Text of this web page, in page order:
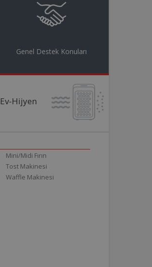
Genel Destek Konuları
Ev-Hijyen
Mini/Midi Fırın
Tost Makinesi
Waffle Makinesi